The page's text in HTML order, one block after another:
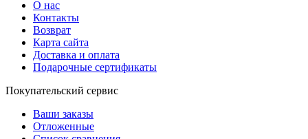
О нас
Контакты
Возврат
Карта сайта
Доставка и оплата
Подарочные сертификаты
Покупательский сервис
Ваши заказы
Отложенные